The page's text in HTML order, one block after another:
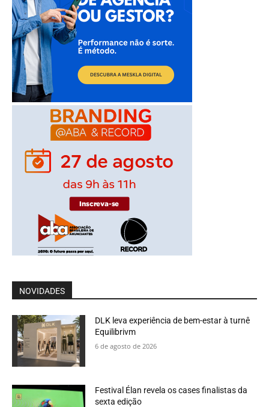
NOVIDADES
DLK leva experiência de bem-estar à turnê
Equilibrivm
6 de agosto de 2026
Festival Élan revela os cases finalistas da
sexta edição